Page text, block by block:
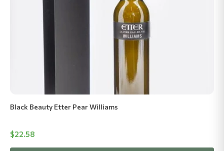
Black Beauty Etter Pear Williams
$22.58